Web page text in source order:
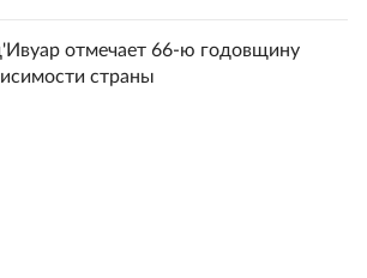
отмечает 66-ю годовщину
страны